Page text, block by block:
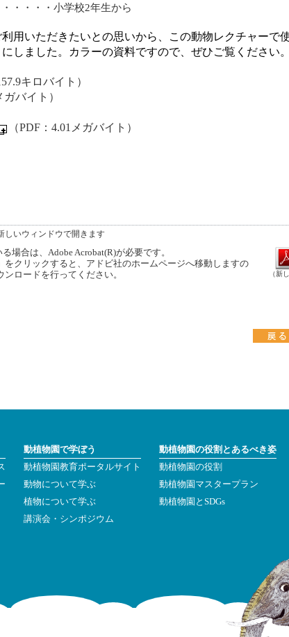
・・・・小学校2年生から
用いただきたいとの思いから、この動物レクチャーで
しました。カラーの資料ですので、 ぜひご覧ください。
キロバイト）
ガバイト）
（PDF：4.01メガバイト）
しいウィンドウで開きます
場合は、Adobe Acrobat(R)が必要です。
クリックすると、アドビ社のホームページへ移動しますの
ロードを行ってください。
（新
動植物園で学ぼう
動植物園教育ポータルサイト
動物について学ぶ
植物について学ぶ
講演会・シンポジウム
動植物園の役割とあるべき姿
動植物園の役割
動植物園マスタープラン
動植物園とSDGs